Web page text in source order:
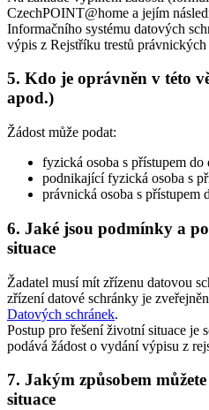
CzechPOINT@home a jejím
Informačního systému datových
výpis z Rejstříku trestů právnických
5. Kdo je oprávněn v této
apod.)
Žádost může podat:
fyzická osoba s přístupem do
podnikající fyzická osoba s
právnická osoba s přístupem
6. Jaké jsou podmínky a
situace
Žadatel musí mít zřízenu datovou
zřízení datové schránky je
Datových schránek.
Postup pro řešení životní situace je
podává žádost o vydání výpisu z
7. Jakým způsobem
situace